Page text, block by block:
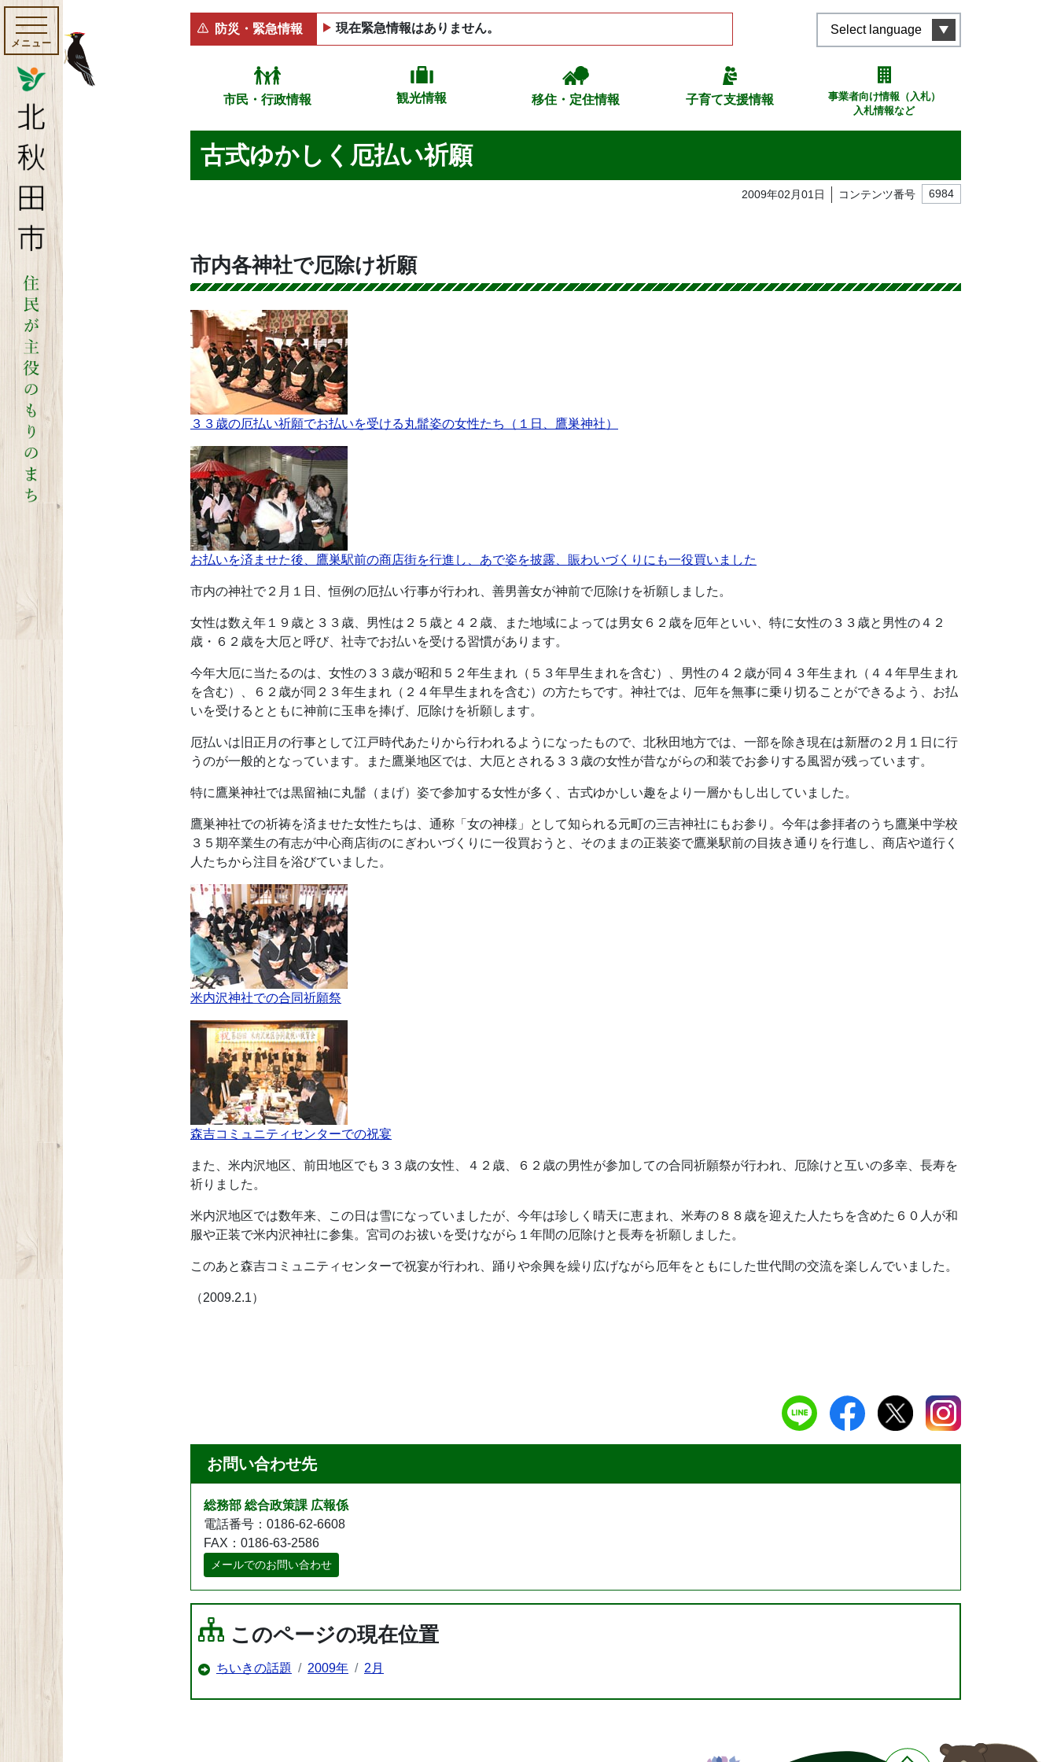
メニュー
防災・緊急情報 現在緊急情報はありません。 Select language
市民・行政情報 観光情報 移住・定住情報 子育て支援情報
事業者向け情報（入札）
入札情報など
古式ゆかしく厄払い祈願
2009年02月01日 コンテンツ番号 6984
市内各神社で厄除け祈願
３３歳の厄払い祈願でお払いを受ける丸髷姿の女性たち（１日、鷹巣神社）
お払いを済ませた後、鷹巣駅前の商店街を行進し、あで姿を披露、賑わいづくりにも一役買いました
市内の神社で２月１日、恒例の厄払い行事が行われ、善男善女が神前で厄除けを祈願しました。
女性は数え年１９歳と３３歳、男性は２５歳と４２歳、また地域によっては男女６２歳を厄年といい、特に女性の３３歳と男性の４２
歳・６２歳を大厄と呼び、社寺でお払いを受ける習慣があります。
今年大厄に当たるのは、女性の３３歳が昭和５２年生まれ（５３年早生まれを含む）、男性の４２歳が同４３年生まれ（４４年早生まれ
を含む）、６２歳が同２３年生まれ（２４年早生まれを含む）の方たちです。神社では、厄年を無事に乗り切ることができるよう、お払
いを受けるとともに神前に玉串を捧げ、厄除けを祈願します。
厄払いは旧正月の行事として江戸時代あたりから行われるようになったもので、北秋田地方では、一部を除き現在は新暦の２月１日に行
うのが一般的となっています。また鷹巣地区では、大厄とされる３３歳の女性が昔ながらの和装でお参りする風習が残っています。
特に鷹巣神社では黒留袖に丸髷（まげ）姿で参加する女性が多く、古式ゆかしい趣をより一層かもし出していました。
鷹巣神社での祈祷を済ませた女性たちは、通称「女の神様」として知られる元町の三吉神社にもお参り。今年は参拝者のうち鷹巣中学校
３５期卒業生の有志が中心商店街のにぎわいづくりに一役買おうと、そのままの正装姿で鷹巣駅前の目抜き通りを行進し、商店や道行く
人たちから注目を浴びていました。
米内沢神社での合同祈願祭
森吉コミュニティセンターでの祝宴
また、米内沢地区、前田地区でも３３歳の女性、４２歳、６２歳の男性が参加しての合同祈願祭が行われ、厄除けと互いの多幸、長寿を
祈りました。
米内沢地区では数年来、この日は雪になっていましたが、今年は珍しく晴天に恵まれ、米寿の８８歳を迎えた人たちを含めた６０人が和
服や正装で米内沢神社に参集。宮司のお祓いを受けながら１年間の厄除けと長寿を祈願しました。
このあと森吉コミュニティセンターで祝宴が行われ、踊りや余興を繰り広げながら厄年をともにした世代間の交流を楽しんでいました。
（2009.2.1）
お問い合わせ先
総務部 総合政策課 広報係
電話番号：0186-62-6608
FAX：0186-63-2586
メールでのお問い合わせ
このページの現在位置
ちいきの話題 2009年 2月